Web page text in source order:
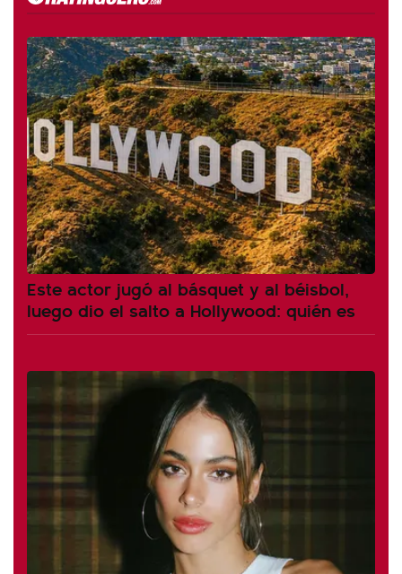
Este actor jugó al básquet y al béisbol,
luego dio el salto a Hollywood: quién es